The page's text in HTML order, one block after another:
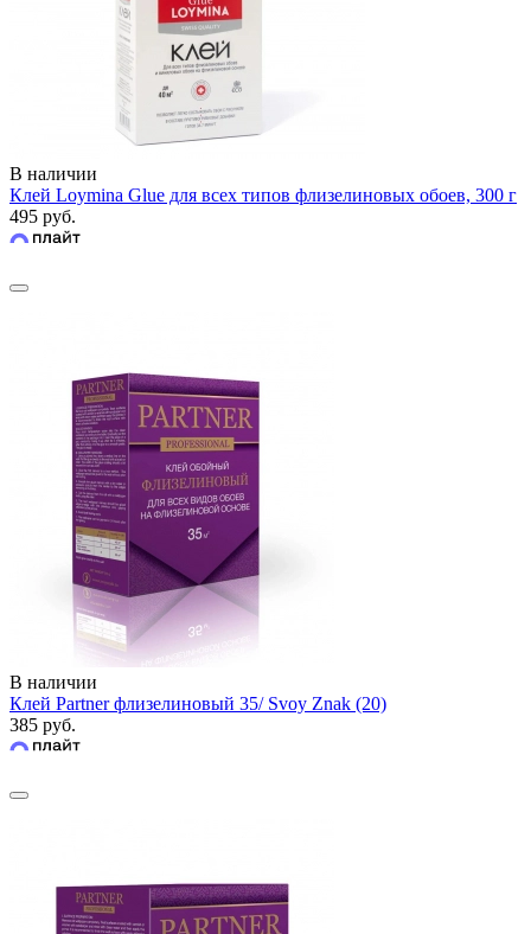
В наличии
Клей Loymina Glue для всех типов флизелиновых обоев, 300 г
495 руб.
В наличии
Клей Partner флизелиновый 35/ Svoy Znak (20)
385 руб.